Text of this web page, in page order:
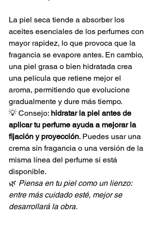
La piel seca tiende a absorber los
aceites esenciales de los perfumes con
mayor rapidez, lo que provoca que la
fragancia se evapore antes. En cambio,
una piel grasa o bien hidratada crea
una película que retiene mejor el
aroma, permitiendo que evolucione
gradualmente y dure más tiempo.
💡 Consejo: hidratar la piel antes de
aplicar tu perfume ayuda a mejorar la
fijación y proyección. Puedes usar una
crema sin fragancia o una versión de la
misma línea del perfume si está
disponible.
🌿 Piensa en tu piel como un lienzo:
entre más cuidado esté, mejor se
desarrollará la obra.